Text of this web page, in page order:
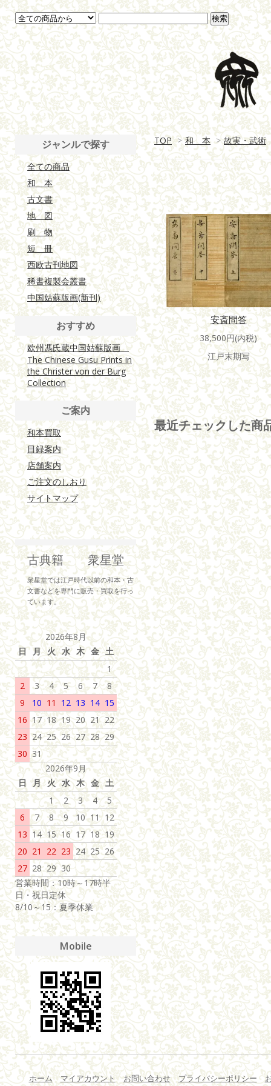
TOP > 和 本 > 故実・武術
安斎問答
38,500円(内税)
江戸末期写
最近チェックした商
ジャンルで探す
全ての商品
和 本
古文書
地 図
刷 物
短 冊
西欧古刊地図
稀書複製会叢書
中国姑蘇版画(新刊)
おすすめ
欧州馮氏蔵中国姑蘇版画
The Chinese Gusu Prints in
the Christer von der Burg
Collection
ご案内
和本買取
目録案内
店舗案内
ご注文のしおり
サイトマップ
古典籍 衆星堂
衆星堂では江戸時代以前の和本・古
文書などを専門に販売・買取を行っ
ています。
2026年8月
日 月 火 水 木 金 土
1
2
3 4 5 6 7
8
9
10 11 12 13 14 15
16 17 18 19 20 21 22
23 24 25 26 27 28 29
30 31
2026年9月
日 月 火 水 木 金 土
1
2 3 4
5
6
7 8 9 10 11 12
13 14 15 16 17 18 19
20 21 22 23 24 25 26
27 28 29 30
営業時間：10時～17時半
日・祝日定休
8/10～15：夏季休業
Mobile
ホーム マイアカウント お問い合わせ プライバシーポリシー